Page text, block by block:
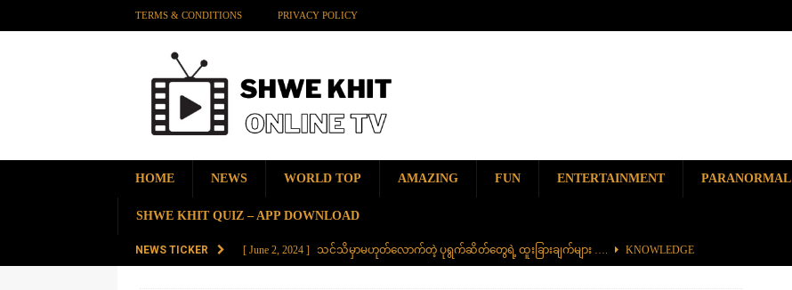
TERMS & CONDITIONS PRIVACY POLICY
HOME NEWS WORLD TOP AMAZING FUN ENTERTAINMENT PARANORMAL
SHWE KHIT QUIZ – APP DOWNLOAD
NEWS TICKER [ June 2, 2024 ] သင်သိမှာမဟုတ်လောက်တဲ့ ပုရွက်ဆိတ်တွေရဲ့ ထူးခြားချက်များ …. KNOWLEDGE